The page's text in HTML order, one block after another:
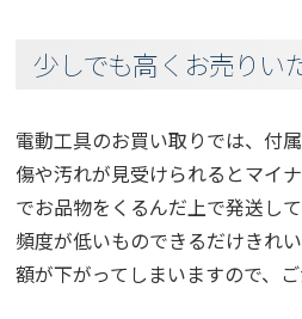
少しでも高くお売りい
電動工具のお買い取りでは、付
傷や汚れが見受けられるとマイ
でお品物をくるんだ上で発送し
頻度が低いものできるだけきれ
額が下がってしまいますので、ご